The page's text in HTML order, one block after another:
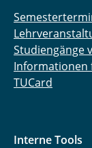
Studiengänge
Informationen
TUCard
Interne Tools